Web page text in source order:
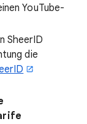
YouTube-
SheerID
die